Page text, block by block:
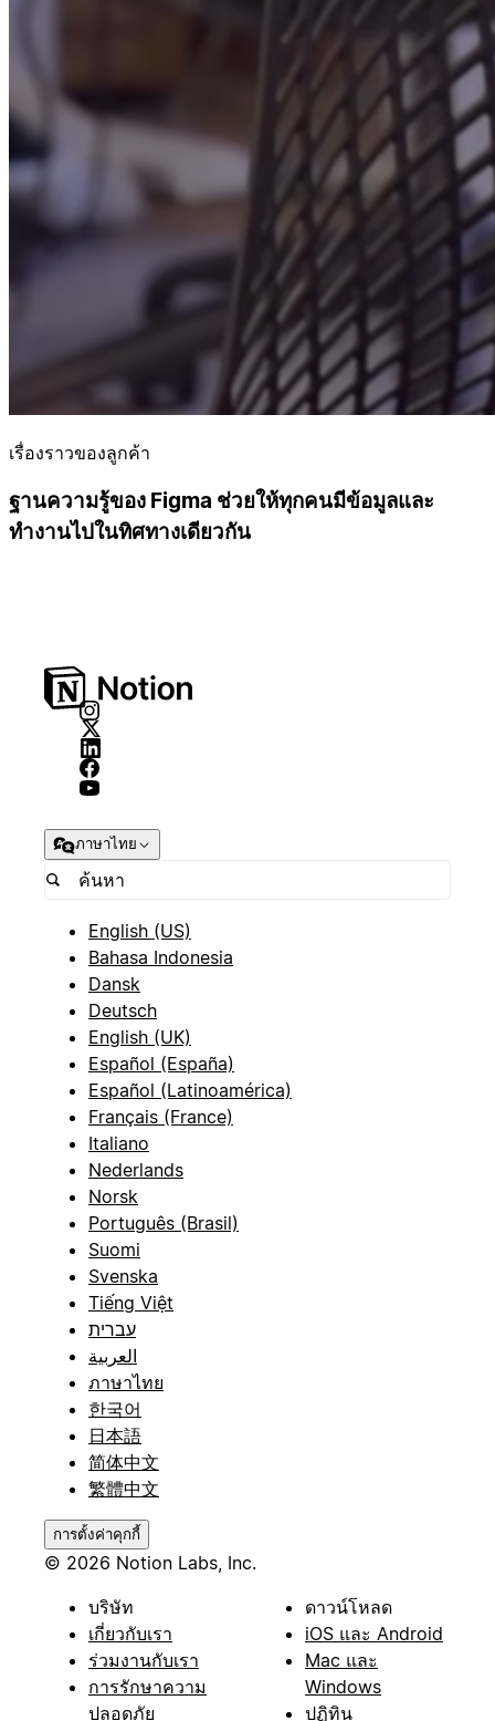
เรื่องราวของลูกค้า
ฐานความรู้ของ Figma ช่วยให้ทุกคนมีข้อมูลและ
ทำงานไปในทิศทางเดียวกัน
ภาษาไทย
English (US)
Bahasa Indonesia
Dansk
Deutsch
English (UK)
Español (España)
Español (Latinoamérica)
Français (France)
Italiano
Nederlands
Norsk
Português (Brasil)
Suomi
Svenska
Tiếng Việt
עברית
العربية
ภาษาไทย
한국어
日本語
简体中文
繁體中文
การตั้งค่าคุกกี้
© 2026 Notion Labs, Inc.
บริษัท
เกี่ยวกับเรา
ร่วมงานกับเรา
การรักษาความ
ปลอดภัย
ดาวน์โหลด
iOS และ Android
Mac และ
Windows
ปฏิทิน